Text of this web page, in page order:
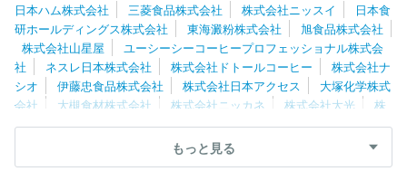
日本ハム株式会社 三菱食品株式会社 株式会社ニッスイ
日本食
研ホールディングス株式会社
東海澱粉株式会社
旭食品株式会社
株式会社山星屋
ユーシーシーコーヒープロフェッショナル株式会
社
ネスレ日本株式会社 株式会社ドトールコーヒー
株式会社ナ
シオ
伊藤忠食品株式会社 株式会社日本アクセス
大塚化学株式
会社
大槻食材株式会社 株式会社ニッカネ 株式会社大光
株
式会社マルイチ産商
東洋冷蔵株式会社
株式会社ナリコマエンタ
株式会社庄司酒店 株式会社極洋
東京青果株式会
社
もっと見る